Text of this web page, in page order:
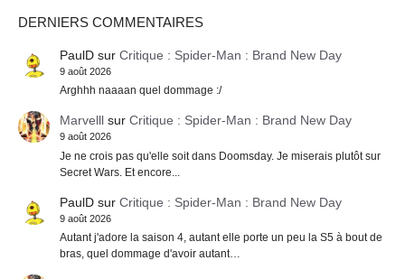
DERNIERS COMMENTAIRES
PaulDsur Critique : Spider-Man : Brand New Day
9 août 2026
Arghhh naaaan quel dommage :/
Marvelllsur Critique : Spider-Man : Brand New Day
9 août 2026
Je ne crois pas qu'elle soit dans Doomsday. Je miserais plutôt sur
Secret Wars. Et encore...
PaulDsur Critique : Spider-Man : Brand New Day
9 août 2026
Autant j'adore la saison 4, autant elle porte un peu la S5 à bout de
bras, quel dommage d'avoir autant…